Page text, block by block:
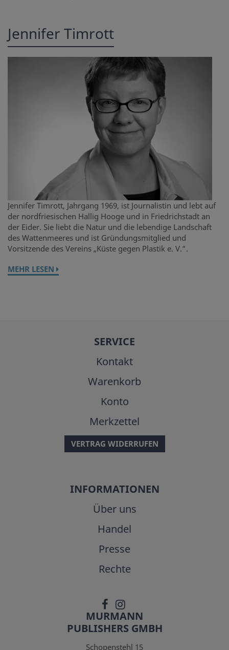
Jennifer Timrott
Jennifer Timrott, Jahrgang 1969, ist Journalistin und lebt auf
der nordfriesischen Hallig Hooge und in Friedrichstadt an
der Eider. Sie liebt die Natur und die lebendige Landschaft
des Wattenmeeres und ist Gründungsmitglied und
Vorsitzende des Vereins „Küste gegen Plastik e. V.“.
MEHR LESEN
SERVICE
Kontakt
Warenkorb
Konto
Merkzettel
VERTRAG WIDERRUFEN
INFORMATIONEN
Über uns
Handel
Presse
Rechte
MURMANN
PUBLISHERS GMBH
Schopenstehl 15